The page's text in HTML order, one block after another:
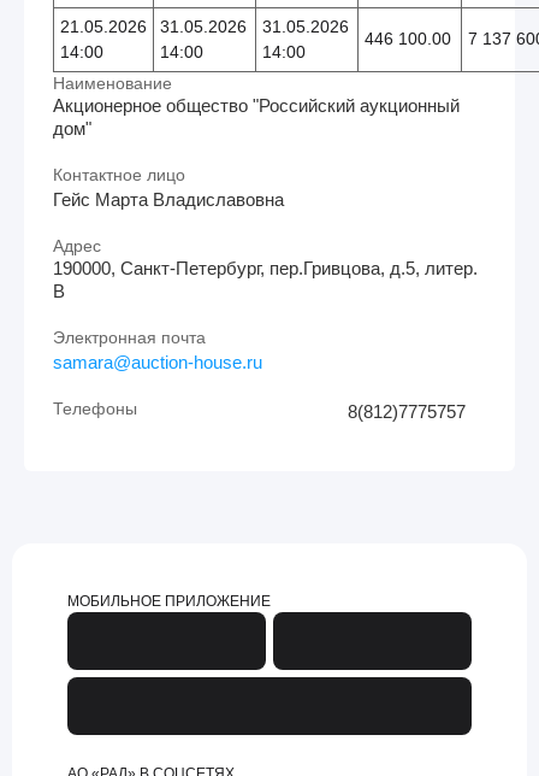
21.05.2026
14:00
31.05.2026
14:00
31.05.2026
14:00
446 100.00 7 137
Наименование
Акционерное общество "Российский аукционный
дом"
Контактное лицо
Гейс Марта Владиславовна
Адрес
190000, Санкт-Петербург, пер.Гривцова, д.5, литер.
В
Электронная почта
samara@auction-house.ru
Телефоны 8(812)7775757
МОБИЛЬНОЕ ПРИЛОЖЕНИЕ